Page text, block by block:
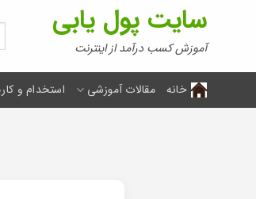
سایت پول یابی
آموزش کسب درآمد از اینترنت
خانه مقالات آموزشی استخدام و